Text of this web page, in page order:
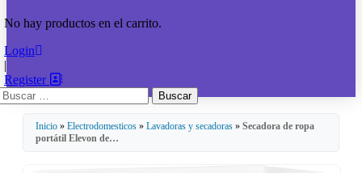
No hay productos en el carrito.
Login
|
Register
Inicio » Electrodomesticos » Lavadoras y secadoras » Secadora de ropa
portátil Elevon de…